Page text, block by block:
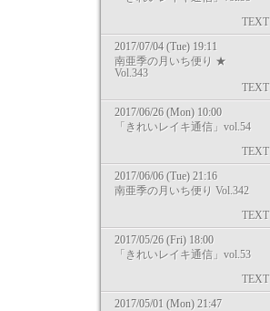
TEXT
2017/07/04 (Tue) 19:11
南亜季の月いち便り ★
Vol.343
TEXT
2017/06/26 (Mon) 10:00
「きれいレイキ通信」vol.54
TEXT
2017/06/06 (Tue) 21:16
南亜季の月いち便り Vol.342
TEXT
2017/05/26 (Fri) 18:00
「きれいレイキ通信」vol.53
TEXT
2017/05/01 (Mon) 21:47